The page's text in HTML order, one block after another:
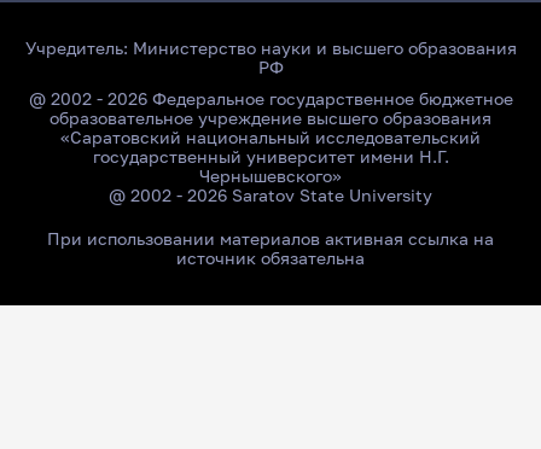
Учредитель: Министерство науки и высшего образования
РФ
@ 2002 - 2026 Федеральное государственное бюджетное
образовательное учреждение высшего образования
«Саратовский национальный исследовательский
государственный университет имени Н.Г.
Чернышевского»
@ 2002 - 2026 Saratov State University
При использовании материалов активная ссылка на
источник обязательна